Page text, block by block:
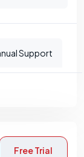
Support
Free Trial